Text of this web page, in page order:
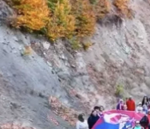
Artvin
Aydın
Balıkesir
Bilecik